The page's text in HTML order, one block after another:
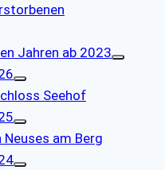
Jahren ab 2023
Seehof
am Berg